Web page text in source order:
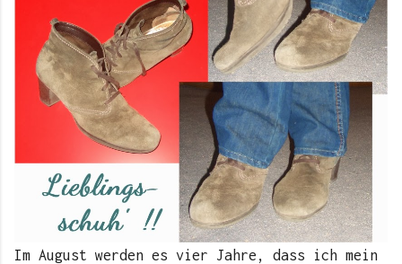
Im August werden es vier Jahre, dass ich mein